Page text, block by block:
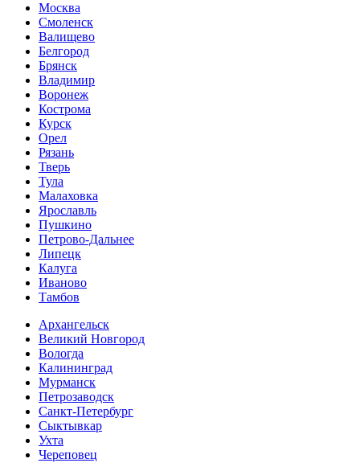
Москва
Смоленск
Валищево
Белгород
Брянск
Владимир
Воронеж
Кострома
Курск
Орел
Рязань
Тверь
Тула
Малаховка
Ярославль
Пушкино
Петрово-Дальнее
Липецк
Калуга
Иваново
Тамбов
Архангельск
Великий Новгород
Вологда
Калининград
Мурманск
Петрозаводск
Санкт-Петербург
Сыктывкар
Ухта
Череповец